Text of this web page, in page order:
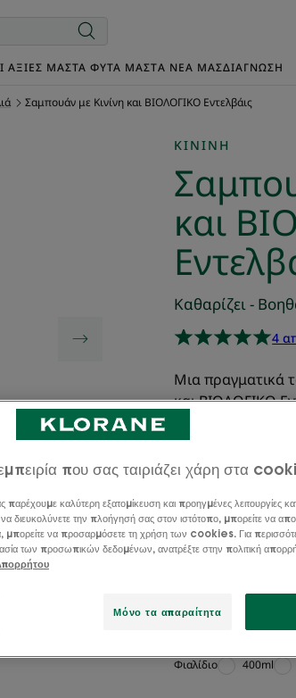
ΑΞΊΕΣ ΜΑΣΤΑ ΦΥΤΆ ΜΑΣTΑ ΝΈΑ ΜΑΣΔΙΑΓΝΩΣΗ
Σαμπουάν με Κινίνη και ΒΙΟΛΟΓΙΚΟ Εντελβάις
ΚΙΝΊΝΗ
και
Καθαρίζει -
4
Μια πραγματικά
και ΒΙΟΛΟΓΙΚΟ
ζωτικότητα στα
Σύνθεση Vegan
ουσία χωρίς
τριχόπτωσης και
εγκυμοσύνης,
Δράση κατά της
Φιαλίδιο Φιαλίδιο
400ml
που σας ταιριάζει χάρη στα
καλύτερη εξατομίκευση και προηγμένες λειτουργίες
διευκολύνετε την πλοήγησή σας στον ιστότοπο, μπορείτε να
να προσαρμόσετε τη χρήση των cookies. Για
των προσωπικών δεδομένων, ανατρέξτε στην πολιτική
Μόνο τα απαραίτητα